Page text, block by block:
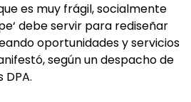
es muy frágil, socialmente
debe servir para rediseñar
oportunidades y servicios
según un despacho de